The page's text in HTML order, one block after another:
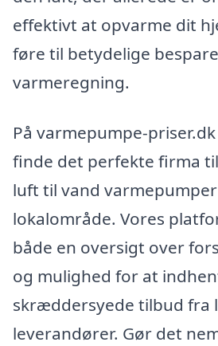
effektivt at opvarme dit
føre til betydelige
varmeregning.
På varmepumpe-
finde det perfekte firma
luft til vand
lokalområde. Vores
både en oversigt over
og mulighed for at
skræddersyede tilbud fra
leverandører. Gør det